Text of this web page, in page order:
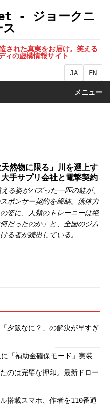
- ジョークニ
ス
れた真実をお届け。笑える
の虚構情報サイト
JA EN
メニュー
天然物に限る」川を遡上す
手サプリ会社と電撃契約
る姿がバズった一匹の鮭が、
ポンサー契約を締結。流体力
姿に、人類のトレーニーは絶
だったのか」と、全国のジム
る者が続出している。
夕飯なに？」の解決が早すぎ
「補助金確保モード」実装
のは完璧な押印。最新ドロー
搭載スマホ、作者を110番通